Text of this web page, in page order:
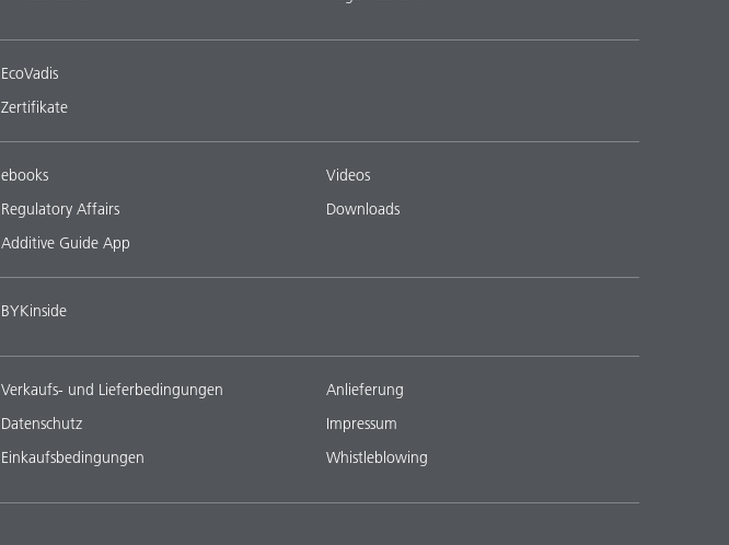
EcoVadis
Zertifikate
ebooks
Regulatory Affairs
Additive Guide App
Videos
Downloads
BYKinside
Verkaufs- und Lieferbedingungen
Datenschutz
Einkaufsbedingungen
Anlieferung
Impressum
Whistleblowing